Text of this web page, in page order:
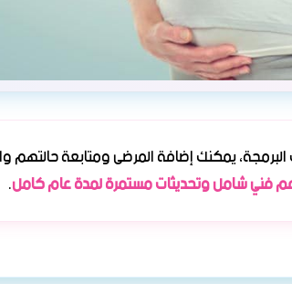
يمكنك إضافة المرضى ومتابعة حالتهم
فني شامل وتحديثات مستمرة لمدة عام كامل.